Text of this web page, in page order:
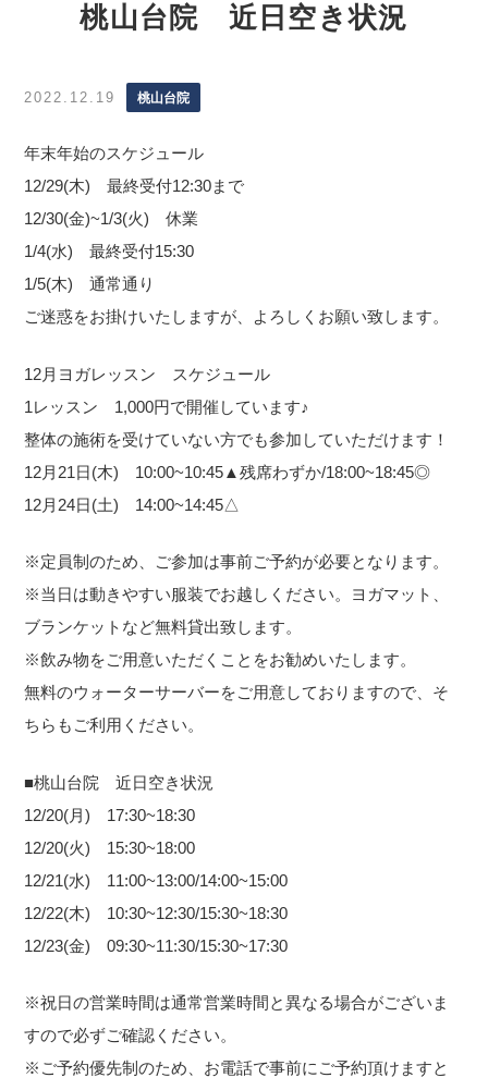
桃山台院 近日空き状況
2022.12.19 桃山台院
年末年始のスケジュール
12/29(木) 最終受付12:30まで
12/30(金)~1/3(火) 休業
1/4(水) 最終受付15:30
1/5(木) 通常通り
ご迷惑をお掛けいたしますが、よろしくお願い致します。
12月ヨガレッスン スケジュール
1レッスン 1,000円で開催しています♪
整体の施術を受けていない方でも参加していただけます！
12月21日(木) 10:00~10:45▲残席わずか/18:00~18:45◎
12月24日(土) 14:00~14:45△
※定員制のため、ご参加は事前ご予約が必要となります。
※当日は動きやすい服装でお越しください。ヨガマット、
ブランケットなど無料貸出致します。
※飲み物をご用意いただくことをお勧めいたします。
無料のウォーターサーバーをご用意しておりますので、そ
ちらもご利用ください。
■桃山台院 近日空き状況
12/20(月) 17:30~18:30
12/20(火) 15:30~18:00
12/21(水) 11:00~13:00/14:00~15:00
12/22(木) 10:30~12:30/15:30~18:30
12/23(金) 09:30~11:30/15:30~17:30
※祝日の営業時間は通常営業時間と異なる場合がございま
すので必ずご確認ください。
※ご予約優先制のため、お電話で事前にご予約頂けますと